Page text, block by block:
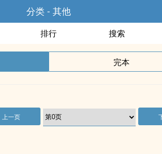
分类 - 其他
排行 搜索
完本
上一页